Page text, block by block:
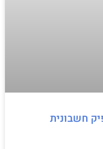
חשבונית